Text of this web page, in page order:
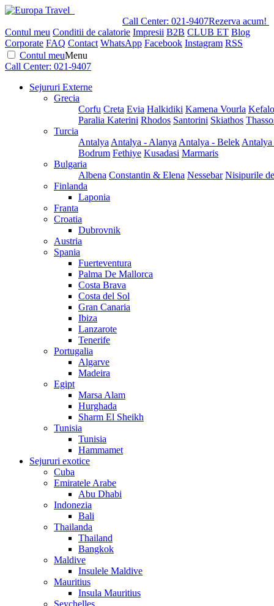
Call Center: 021-9407Rezerva acum!
Contul meu Conditii de calatorie Impresii B2B CLUB ET Blog
Corporate FAQ Contact WhatsApp Facebook Instagram RSS
Contul meuMenu
Call Center: 021-9407
Sejururi Externe
Grecia
Corfu Creta Evia Halkidiki Kamena Vourla
Paralia Katerini Rhodos Santorini Skiathos
Turcia
Antalya Antalya - Alanya Antalya - Belek
Bodrum Fethiye Kusadasi Marmaris
Bulgaria
Albena Constantin & Elena Nessebar Nisipurile
Finlanda
Laponia
Franta
Croatia
Dubrovnik
Austria
Spania
Fuerteventura
Palma De Mallorca
Costa Brava
Costa del Sol
Gran Canaria
Ibiza
Lanzarote
Tenerife
Portugalia
Algarve
Madeira
Egipt
Marsa Alam
Hurghada
Sharm El Sheikh
Tunisia
Tunisia
Hammamet
Sejururi exotice
Cuba
Emiratele Arabe
Abu Dhabi
Indonezia
Bali
Thailanda
Thailand
Bangkok
Maldive
Insulele Maldive
Mauritius
Insula Mauritius
Seychelles